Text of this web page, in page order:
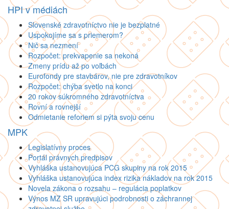
HPI v médiách
Slovenské zdravotníctvo nie je bezplatné
Uspokojíme sa s priemerom?
Nič sa nezmení
Rozpočet: prekvapenie sa nekoná
Zmeny prídu až po voľbách
Eurofondy pre stavbárov, nie pre zdravotníkov
Rozpočet: chýba svetlo na konci
20 rokov súkromného zdravotníctva
Rovní a rovnejší
Odmietanie reforiem si pýta svoju cenu
MPK
Legislatívny proces
Portál právnych predpisov
Vyhláška ustanovujúca PCG skupiny na rok 2015
Vyhláška ustanovujúca index rizika nákladov na rok 2015
Novela zákona o rozsahu – regulácia poplatkov
Výnos MZ SR upravujúci podrobnosti o záchrannej